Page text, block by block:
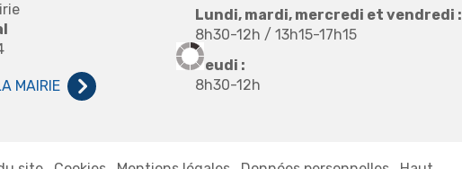
MAIRIE
Lundi, mardi, mercredi et vendredi :
8h30-12h / 13h15-17h15
Jeudi :
8h30-12h